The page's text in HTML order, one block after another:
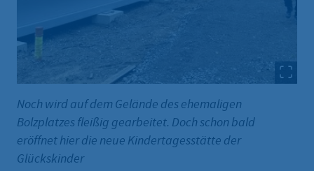
Noch wird auf dem Gelände des ehemaligen
Bolzplatzes fleißig gearbeitet. Doch schon bald
eröffnet hier die neue Kindertagesstätte der
Glückskinder